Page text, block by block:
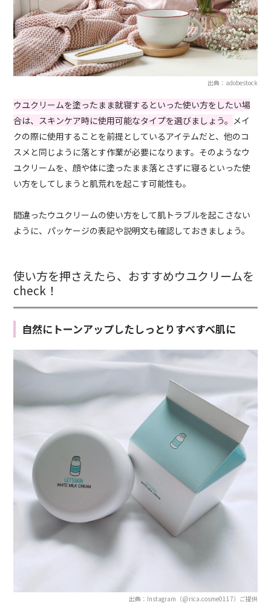
出典：adobestock
ウユクリームを塗ったまま就寝するといった使い方をしたい場
合は、スキンケア時に使用可能なタイプを選びましょう。 メイ
クの際に使用することを前提としているアイテムだと、他のコ
スメと同じように落とす作業が必要になります。そのようなウ
ユクリームを、顔や体に塗ったまま落とさずに寝るといった使
い方をしてしまうと肌荒れを起こす可能性も。
間違ったウユクリームの使い方をして肌トラブルを起こさない
ように、パッケージの表記や説明文も確認しておきましょう。
使い方を押さえたら、おすすめウユクリームを
check！
自然にトーンアップしたしっとりすべすべ肌に
出典：Instagram（@rica.cosme0117）ご提供